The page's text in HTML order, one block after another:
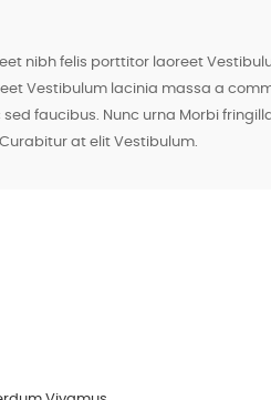
nibh felis porttitor laoreet
Vestibulum lacinia massa a
sed faucibus. Nunc urna Morbi
at elit Vestibulum.